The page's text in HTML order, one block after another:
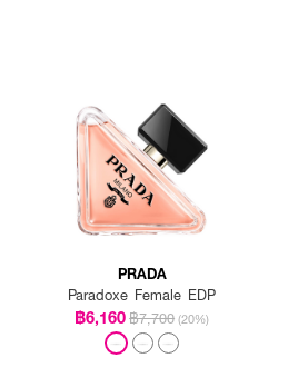
PRADA
Paradoxe Female EDP
฿6,160฿7,700 (20%)